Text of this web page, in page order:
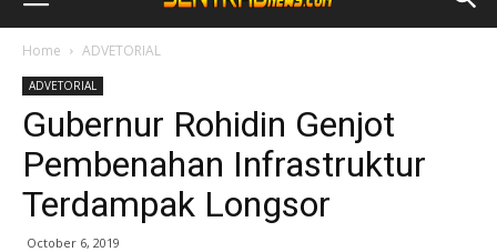
Home ADVETORIAL
ADVETORIAL
Gubernur Rohidin Genjot
Pembenahan Infrastruktur
Terdampak Longsor
October 6, 2019